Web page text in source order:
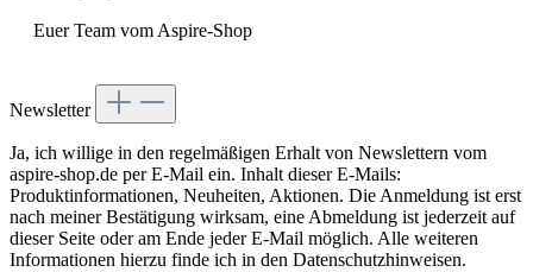
Euer Team vom Aspire-Shop
Newsletter
Ja, ich willige in den regelmäßigen Erhalt von Newslettern vom
aspire-shop.de per E-Mail ein. Inhalt dieser E-Mails:
Produktinformationen, Neuheiten, Aktionen. Die Anmeldung ist erst
nach meiner Bestätigung wirksam, eine Abmeldung ist jederzeit auf
dieser Seite oder am Ende jeder E-Mail möglich. Alle weiteren
Informationen hierzu finde ich in den Datenschutzhinweisen.